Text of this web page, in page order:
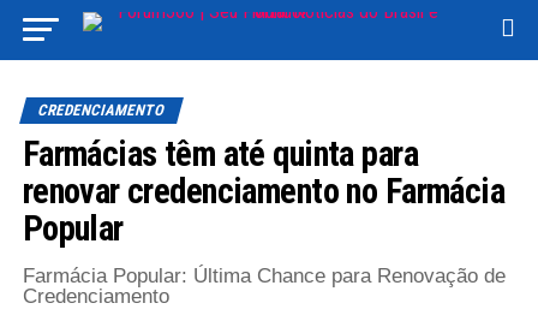
CREDENCIAMENTO
Farmácias têm até quinta para
renovar credenciamento no Farmácia
Popular
Farmácia Popular: Última Chance para Renovação de
Credenciamento